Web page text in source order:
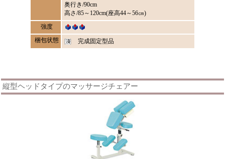
奥行き/90cm
高さ/85～120cm(座高44～56㎝)
強度
梱包状態
完成固定型品
縦型ヘッドタイプのマッサージチェアー